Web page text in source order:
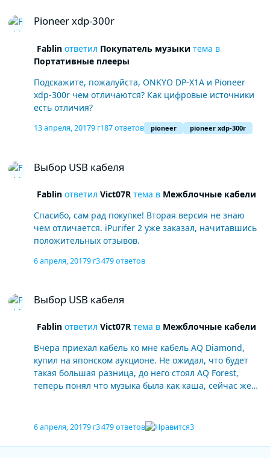
Pioneer xdp-300r
Fablinответил Покупатель музыки тема в
Портативные плееры
Подскажите, пожалуйста, ONKYO DP-X1A и Pioneer
xdp-300r чем отличаются? Как цифровые источники
есть отличия?
13 апреля, 20179 г187 ответов pioneer pioneer xdp-300r
Выбор USB кабеля
Fablinответил Vict07Rтема в Межблочные кабели
Спасибо, сам рад покупке! Вторая версия не знаю
чем отличается. iPurifer 2 уже заказал, начитавшись
положительных отзывов.
6 апреля, 20179 г3 479 ответов
Выбор USB кабеля
Fablinответил Vict07Rтема в Межблочные кабели
Вчера приехал кабель ко мне кабель AQ Diamond,
купил на японском аукционе. Не ожидал, что будет
такая большая разница, до него стоял AQ Forest,
теперь понял что музыка была как каша, сейчас же
вообще всё стало значительно лучше, как будто не
пропали, что зря потрачены деньги
6 апреля, 20179 г3 479 ответов 3